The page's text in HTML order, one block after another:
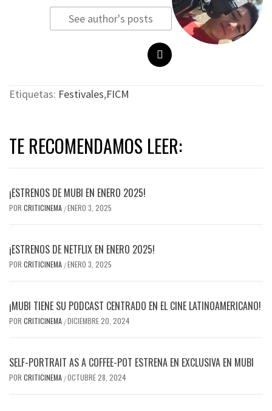
See author's posts
Etiquetas: Festivales,FICM
TE RECOMENDAMOS LEER:
¡ESTRENOS DE MUBI EN ENERO 2025!
POR CRITICINEMA /ENERO 3, 2025
¡ESTRENOS DE NETFLIX EN ENERO 2025!
POR CRITICINEMA /ENERO 3, 2025
¡MUBI TIENE SU PODCAST CENTRADO EN EL CINE LATINOAMERICANO!
POR CRITICINEMA /DICIEMBRE 20, 2024
SELF-PORTRAIT AS A COFFEE-POT ESTRENA EN EXCLUSIVA EN MUBI
POR CRITICINEMA /OCTUBRE 28, 2024